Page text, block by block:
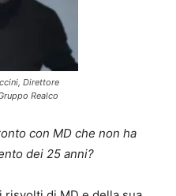
Direttore
Realco
con MD che non ha
dei 25 anni?